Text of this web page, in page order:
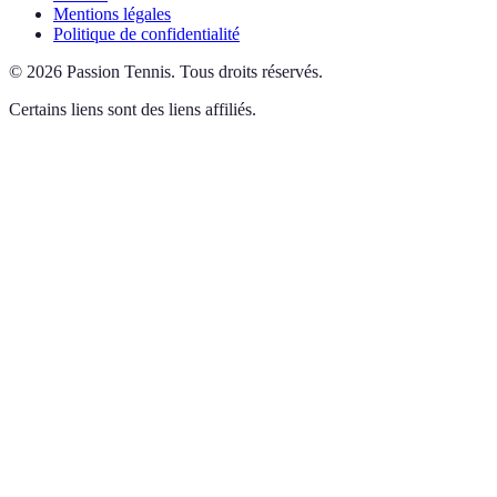
Mentions légales
Politique de confidentialité
© 2026 Passion Tennis. Tous droits réservés.
Certains liens sont des liens affiliés.